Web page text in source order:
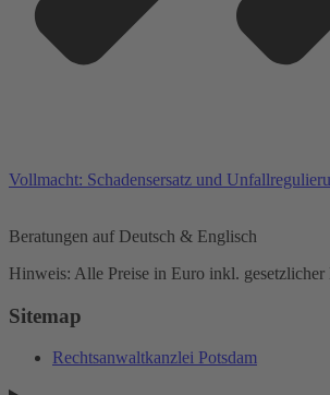
Vollmacht: Schadensersatz und
Beratungen auf Deutsch & Englisch
Hinweis: Alle Preise in Euro inkl.
Sitemap
Rechtsanwaltkanzlei Potsdam